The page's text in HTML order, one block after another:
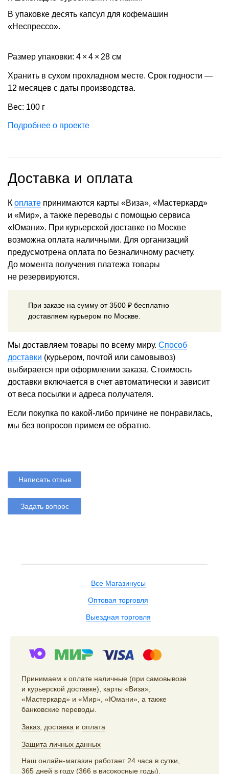
В упаковке десять капсул для кофемашин
«Неспрессо».
Размер упаковки: 4 × 4 × 28 см
Хранить в сухом прохладном месте. Срок годности —
12 месяцев с даты производства.
Вес: 100 г
Подробнее о проекте
Доставка и оплата
К оплате принимаются карты «Виза», «Мастеркард»
и «Мир», а также переводы с помощью сервиса
«Юмани». При курьерской доставке по Москве
возможна оплата наличными. Для организаций
предусмотрена оплата по безналичному расчету.
До момента получения платежа товары
не резервируются.
При заказе на сумму от 3500 ₽ бесплатно
доставляем курьером по Москве.
Мы доставляем товары по всему миру. Способ
доставки (курьером, почтой или самовывоз)
выбирается при оформлении заказа. Стоимость
доставки включается в счет автоматически и зависит
от веса посылки и адреса получателя.
Если покупка по какой-либо причине не понравилась,
мы без вопросов примем ее обратно.
Написать отзыв
Задать вопрос
Все Магазинусы
Оптовая торговля
Выездная торговля
Принимаем к оплате наличные (при самовывозе
и курьерской доставке), карты «Виза»,
«Мастеркард» и «Мир», «Юмани», а также
банковские переводы.
Заказ, доставка и оплата
Защита личных данных
Наш онлайн-магазин работает 24 часа в сутки,
365 дней в году (366 в високосные годы).